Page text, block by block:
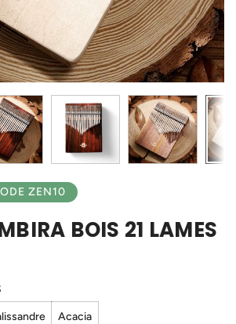
ZEN10
BOIS 21 LAMES
Acacia